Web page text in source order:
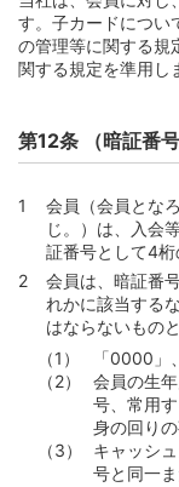
第98条 （キャ
第99条 （毎月
額）
ドローンの返済
第101条 （カ
第102条 （
第4章 支払
第1節 締切日お
第103条 （締
第104条 （事
日の変更）
第2節 約定支払
第105条 （ご
第106条 （ご
す。子カードについ
の管理等に関する規
関する規定を準用し
第12条 （暗証番号
会員（会員とな
じ。）は、入会
証番号として4桁
会員は、暗証番
れかに該当する
はならないもの
「0000
会員の生
号、常用
身の回り
キャッシ
号と同一